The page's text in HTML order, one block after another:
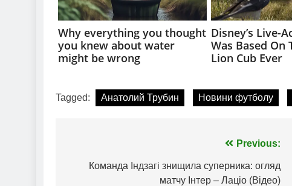
Tagged: Анатолий Трубин Новини футболу
записів
Previous:
Команда Індзагі знищила суперника: огляд
матчу Інтер – Лаціо (Відео)